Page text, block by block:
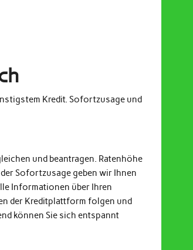
Kredit. Sofortzusage und
und beantragen. Ratenhöhe
Sofortzusage geben wir Ihnen
Informationen über Ihren
der Kreditplattform folgen und
können Sie sich entspannt